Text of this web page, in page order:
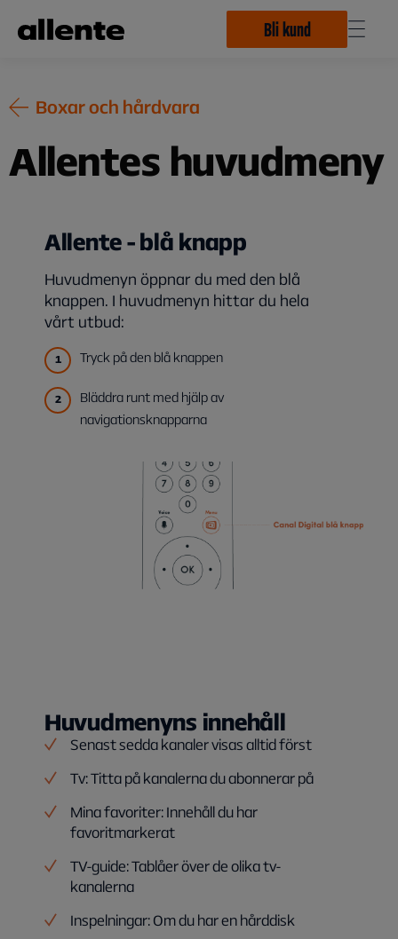
Bli kund
Boxar och hårdvara
Allentes huvudmeny
Allente - blå knapp
Huvudmenyn öppnar du med den blå
knappen. I huvudmenyn hittar du hela
Tryck på den blå knappen
Bläddra runt med hjälp av
navigationsknapparna
Huvudmenyns innehåll
Senast sedda kanaler visas alltid först
Tv: Titta på kanalerna du abonnerar på
Mina favoriter: Innehåll du har
favoritmarkerat
TV-guide: Tablåer över de olika tv-
kanalerna
Inspelningar: Om du har en hårddisk